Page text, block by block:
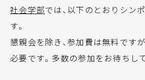
社会学部では、以下のとおりシン
す。
懇親会を除き、参加費は無料です
必要です。多数の参加をお待ちし